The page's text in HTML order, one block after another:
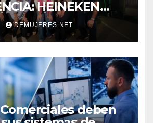
HEINEKEN
CINÉPOLIS
LA FORMA
EL CINE
DEMUJERES.NET
deben